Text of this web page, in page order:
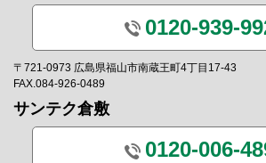
0120-939-
〒721-0973 広島県福山市南蔵王町4丁目17-43
FAX.084-926-0489
サンテク倉敷
0120-006-